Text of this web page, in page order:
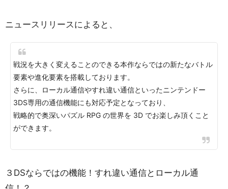
ニュースリリースによると、
戦況を大きく変えることのできる本作ならではの新たなバトル
要素や進化要素を搭載しております。
さらに、ローカル通信やすれ違い通信といったニンテンドー
3DS専用の通信機能にも対応予定となっており、
戦略的で奥深いパズル RPG の世界を 3D でお楽しみ頂くこと
ができます。
３DSならではの機能！すれ違い通信とローカル通